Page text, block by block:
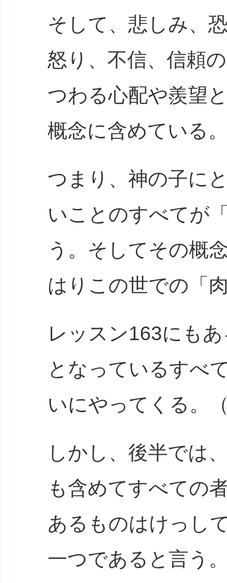
そして、悲しみ、
怒り、不信、信頼
つわる心配や羨望
概念に含めている
つまり、神の子に
いことのすべてが
う。そしてその概
はりこの世での「
レッスン163にも
となっているすべ
いにやってくる。
しかし、後半では
も含めてすべての
あるものはけっし
一つであると言う